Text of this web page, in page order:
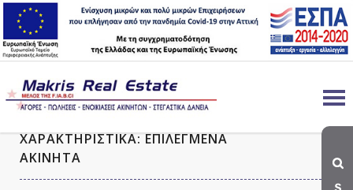
ΧΑΡΑΚΤΗΡΙΣΤΙΚΑ: ΕΠΙΛΕΓΜΕΝΑ
ΑΚΙΝΗΤΑ